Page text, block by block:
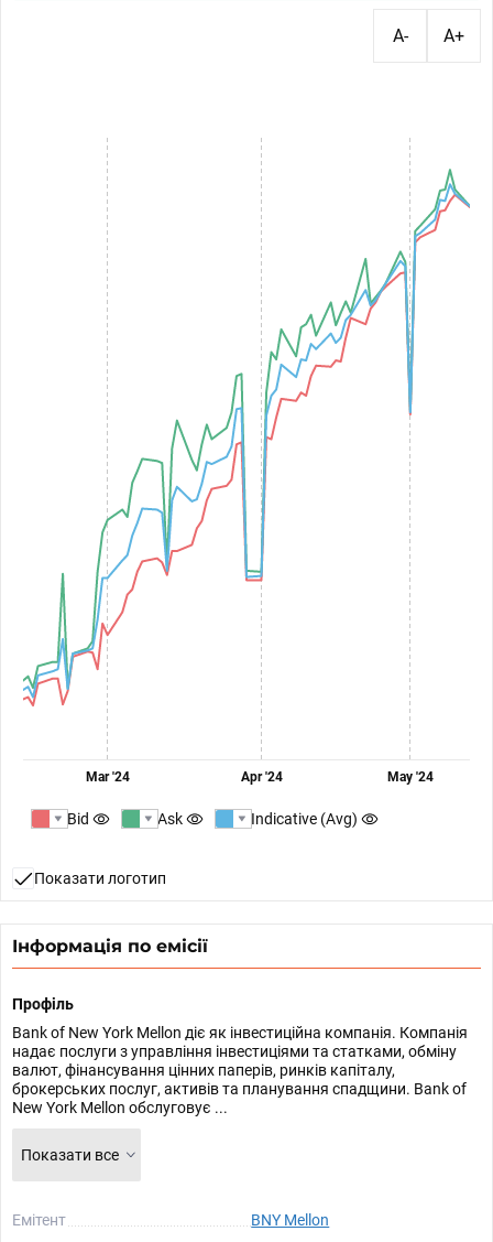
A- A+
Mar '24 Apr '24 May '24
Bid Ask Indicative (Avg)
Показати логотип
Інформація по емісії
Профіль
Bank of New York Mellon діє як інвестиційна компанія. Компанія
надає послуги з управління інвестиціями та статками, обміну
валют, фінансування цінних паперів, ринків капіталу,
брокерських послуг, активів та планування спадщини. Bank of
New York Mellon обслуговує ...
Показати все
Емітент BNY Mellon